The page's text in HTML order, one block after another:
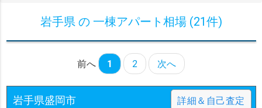
岩手県 の 一棟アパート相場 (21件)
前へ 1 2 次へ
岩手県盛岡市 詳細＆自己査定